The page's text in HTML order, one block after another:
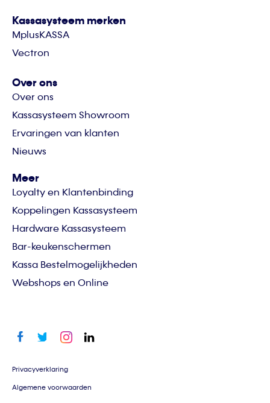
Kassasysteem merken
MplusKASSA
Vectron
Over ons
Over ons
Kassasysteem Showroom
Ervaringen van klanten
Nieuws
Meer
Loyalty en Klantenbinding
Koppelingen Kassasysteem
Hardware Kassasysteem
Bar-keukenschermen
Kassa Bestelmogelijkheden
Webshops en Online
Privacyverklaring
Algemene voorwaarden